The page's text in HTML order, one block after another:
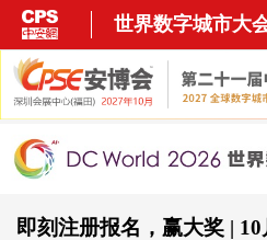
世界数字城市大
即刻注册报名，赢大奖 |